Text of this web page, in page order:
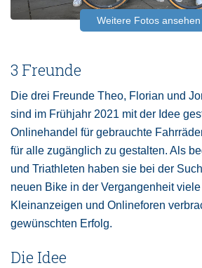
Weitere Fotos ansehen
3 Freunde
Die drei Freunde Theo, Florian und
sind im Frühjahr 2021 mit der Idee
Onlinehandel für gebrauchte
für alle zugänglich zu gestalten. Als
und Triathleten haben sie bei der
neuen Bike in der Vergangenheit
Kleinanzeigen und Onlineforen
gewünschten Erfolg.
Die Idee